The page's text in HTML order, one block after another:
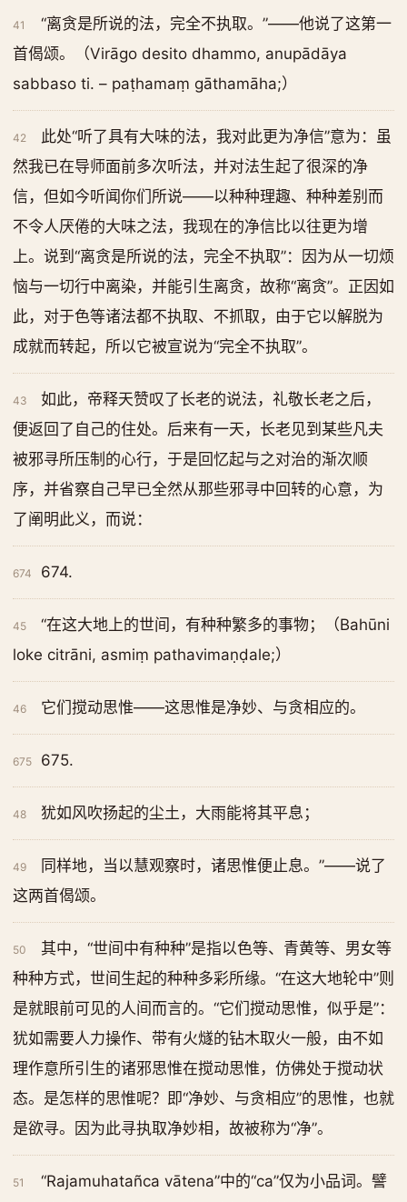
41
“离贪是所说的法，完全不执取。”——他说了这第一
首偈颂。（Virāgo desito dhammo, anupādāya
sabbaso ti. – paṭhamaṃ gāthamāha;）
42
此处“听了具有大味的法，我对此更为净信”意为：虽
然我已在导师面前多次听法，并对法生起了很深的净
信，但如今听闻你们所说——以种种理趣、种种差别而
不令人厌倦的大味之法，我现在的净信比以往更为增
上。说到“离贪是所说的法，完全不执取”：因为从一切烦
恼与一切行中离染，并能引生离贪，故称“离贪”。正因如
此，对于色等诸法都不执取、不抓取，由于它以解脱为
成就而转起，所以它被宣说为“完全不执取”。
43
如此，帝释天赞叹了长老的说法，礼敬长老之后，
便返回了自己的住处。后来有一天，长老见到某些凡夫
被邪寻所压制的心行，于是回忆起与之对治的渐次顺
序，并省察自己早已全然从那些邪寻中回转的心意，为
了阐明此义，而说：
674 674.
45
“在这大地上的世间，有种种繁多的事物；（Bahūni
loke citrāni, asmiṃ pathavimaṇḍale;）
46 它们搅动思惟——这思惟是净妙、与贪相应的。
675 675.
48 犹如风吹扬起的尘土，大雨能将其平息；
49
同样地，当以慧观察时，诸思惟便止息。”——说了
这两首偈颂。
50
其中，“世间中有种种”是指以色等、青黄等、男女等
种种方式，世间生起的种种多彩所缘。“在这大地轮中”则
是就眼前可见的人间而言的。“它们搅动思惟，似乎是”：
犹如需要人力操作、带有火燧的钻木取火一般，由不如
理作意所引生的诸邪思惟在搅动思惟，仿佛处于搅动状
态。是怎样的思惟呢？即“净妙、与贪相应”的思惟，也就
是欲寻。因为此寻执取净妙相，故被称为“净”。
51
“Rajamuhatañca vātena”中的“ca”仅为小品词。譬